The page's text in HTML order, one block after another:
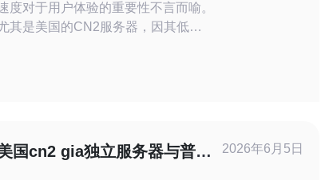
度对于用户体验的重要性不言而喻。
其是美国的CN2服务器，因其低延
户体验的具体影响。 什么是CN2服务
？ CN2是中国电信推出的一种网络
国cn2 gia独立服务器与普通
2026年6月5日